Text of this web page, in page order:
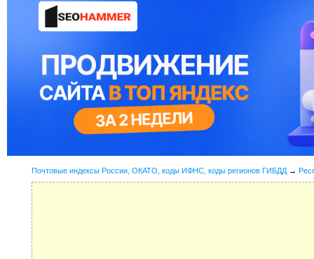
Почтовые индексы России, ОКАТО, коды ИФНС, коды регионов ГИБДД →